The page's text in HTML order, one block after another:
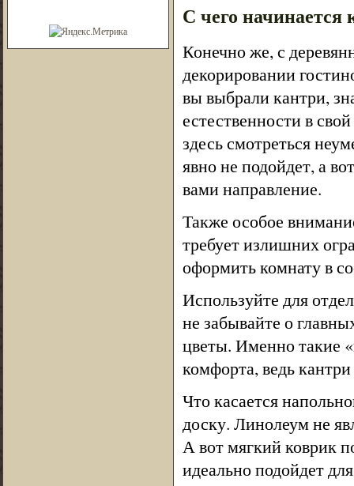
С чего начинается
Конечно же, с
декорировании
вы выбрали кантри,
естественности в
здесь смотреться
явно не подойдет, а
вами направление.
Также особое
требует излишних
оформить комнату в
Используйте для
не забывайте о
цветы. Именно такие
комфорта, ведь
Что касается
доску. Линолеум не
А вот мягкий коврик
идеально подойдет